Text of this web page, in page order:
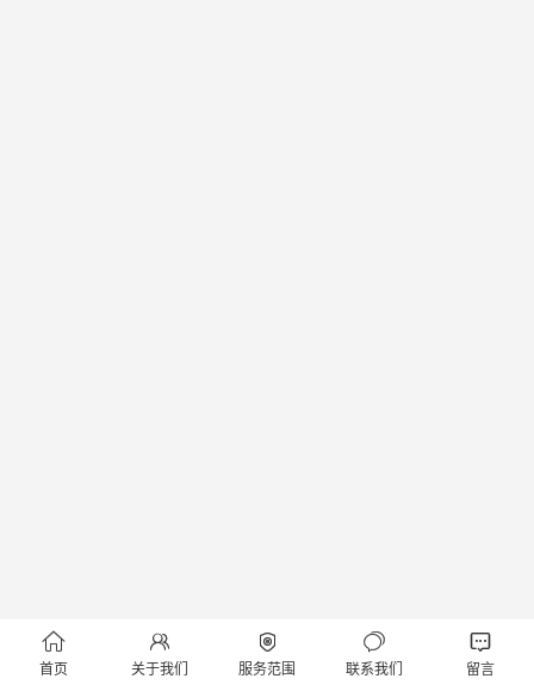

首页

关于我们

服务范围

联系我们

留言